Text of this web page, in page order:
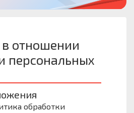
отношении
персональных
обработки